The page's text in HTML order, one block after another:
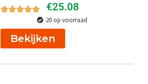
€25.08
20 op voorraad
Bekijken